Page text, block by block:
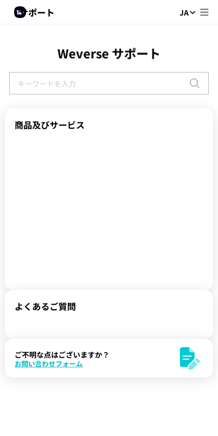
サポート JA
Weverse サポート
商品及びサービス
よくあるご質問
ご不明な点はございますか？
お問い合わせフォーム